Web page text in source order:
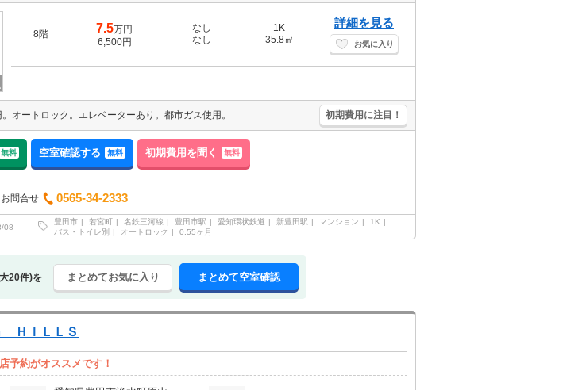
8階 7.5万円
6,500円
なし
なし
1K
35.8㎡
詳細を見る
お気に入り
オートロック。エレベーターあり。都市ガス使用。 初期費用に注目！
無料 空室確認する 無料 初期費用を聞く 無料
問合せ
0565-34-2333
08
豊田市 若宮町 名鉄三河線 豊田市駅 愛知環状鉄道 新豊田駅 マンション
1K
バス・トイレ別
オートロック 0.55ヶ月
20件)を まとめてお気に入り まとめて空室確認
ＨＩＬＬＳ
予約がオススメです！